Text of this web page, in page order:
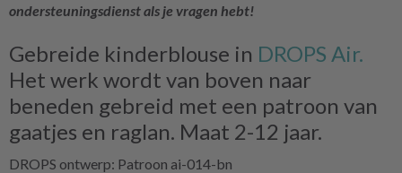
ondersteuningsdienst als je vragen hebt!
Gebreide kinderblouse in DROPS Air.
Het werk wordt van boven naar
beneden gebreid met een patroon van
gaatjes en raglan. Maat 2-12 jaar.
DROPS ontwerp: Patroon ai-014-bn